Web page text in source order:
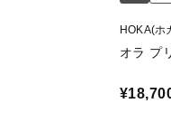
HOKA(ホ
オラ プ